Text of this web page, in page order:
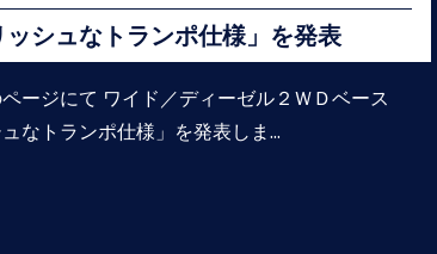
シュなトランポ仕様」を発表
ージにて ワイド／ディーゼル２ＷＤベース
ュなトランポ仕様」を発表しま...